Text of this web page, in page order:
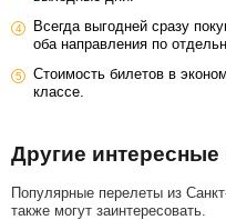
Всегда выгодней сразу
оба направления по
Стоимость билетов в
классе.
Другие интересные
Популярные перелеты из
также могут заинтересовать.